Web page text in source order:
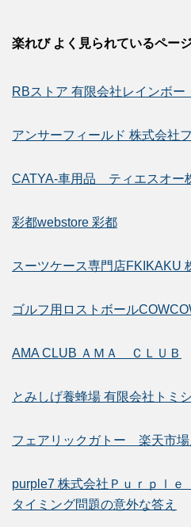
楽れび よく見られているペー
RBストア 有限会社レインボー
アンサーフィールド 株式会社
CATYA-車用品 ティエスオー
彩都webstore 彩都
スーツケース専門店FKIKAKU
ゴルフ用ロストボール
AMA CLUB ＡＭＡ ＣＬＵＢ
とみしげ養蜂場 有限会社トミ
フェアリックガトー 楽天市場
purple7 株式会社Ｐｕｒｐｌ
タイミング問題の意外な答え